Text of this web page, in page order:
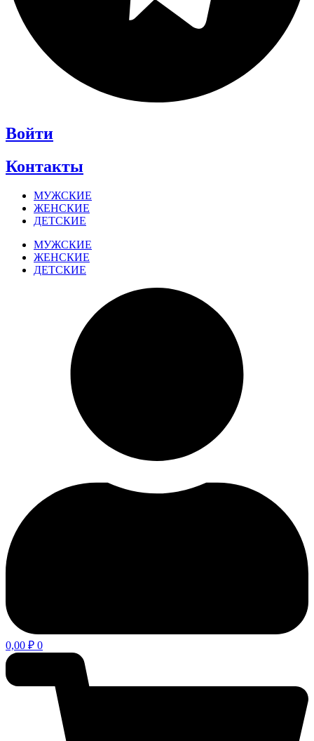
Войти
Контакты
МУЖСКИЕ
ЖЕНСКИЕ
ДЕТСКИЕ
МУЖСКИЕ
ЖЕНСКИЕ
ДЕТСКИЕ
0,00 ₽ 0